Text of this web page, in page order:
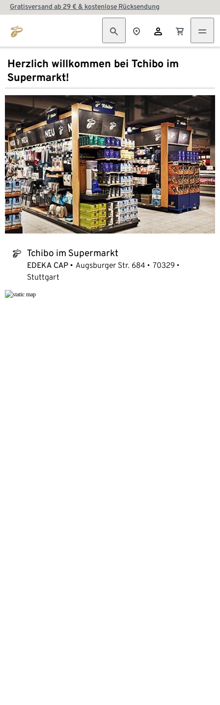
Gratisversand ab 29 € & kostenlose Rücksendung
Herzlich willkommen bei Tchibo im
Supermarkt!
tchibo_logo Tchibo im Supermarkt
EDEKA CAP Augsburger Str. 684
70329
Stuttgart